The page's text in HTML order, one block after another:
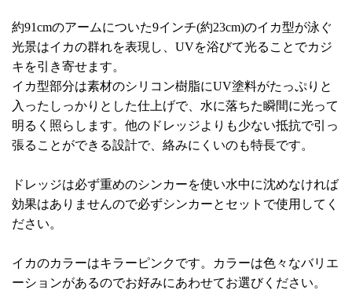
約91cmのアームについた9インチ(約23cm)のイカ型が泳ぐ
光景はイカの群れを表現し、UVを浴びて光ることでカジ
キを引き寄せます。
イカ型部分は素材のシリコン樹脂にUV塗料がたっぷりと
入ったしっかりとした仕上げで、水に落ちた瞬間に光って
明るく照らします。他のドレッジよりも少ない抵抗で引っ
張ることができる設計で、絡みにくいのも特長です。
ドレッジは必ず重めのシンカーを使い水中に沈めなければ
効果はありませんので必ずシンカーとセットで使用してく
ださい。
イカのカラーはキラーピンクです。カラーは色々なバリエ
ーションがあるのでお好みにあわせてお選びください。